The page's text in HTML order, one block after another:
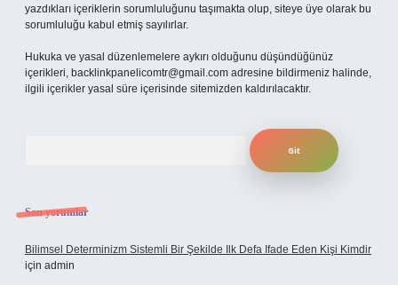
yazdıkları içeriklerin sorumluluğunu taşımakta olup, siteye üye olarak bu
sorumluluğu kabul etmiş sayılırlar.
Hukuka ve yasal düzenlemelere aykırı olduğunu düşündüğünüz
içerikleri, backlinkpanelicomtr@gmail.com adresine bildirmeniz halinde,
ilgili içerikler yasal süre içerisinde sitemizden kaldırılacaktır.
Son yorumlar
Bilimsel Determinizm Sistemli Bir Şekilde Ilk Defa Ifade Eden Kişi Kimdir
için admin